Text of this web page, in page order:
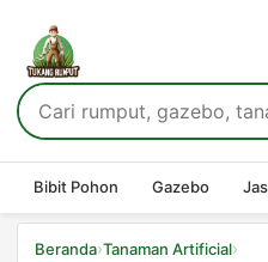
Bibit Pohon Gazebo
Beranda›Tanaman Artificial›